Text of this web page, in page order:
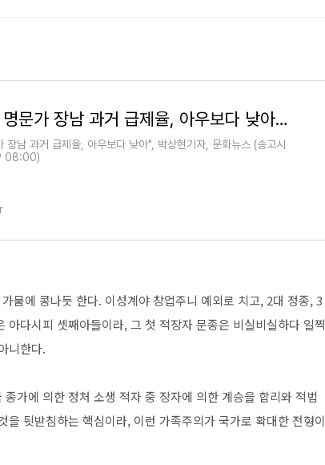
"조선 후기 명문가 장남 과거 급제율, 아우보다 낮아" | 연합뉴스
장남 과거 급제율, 아우보다 낮아", 박상현기자, 문화뉴스 (송고시
08:00)
뭄에 콩나듯 한다. 이성계야 창업주니 예외로 치고, 2대 정종, 3
다시피 셋째아들이라, 그 첫 적장자 문종은 비실비실하다 일찍
니한다.
가에 의한 정처 소생 적자 중 장자에 의한 계승을 합리와 적법
뒷받침하는 핵심이라, 이런 가족주의가 국가로 확대한 전형이